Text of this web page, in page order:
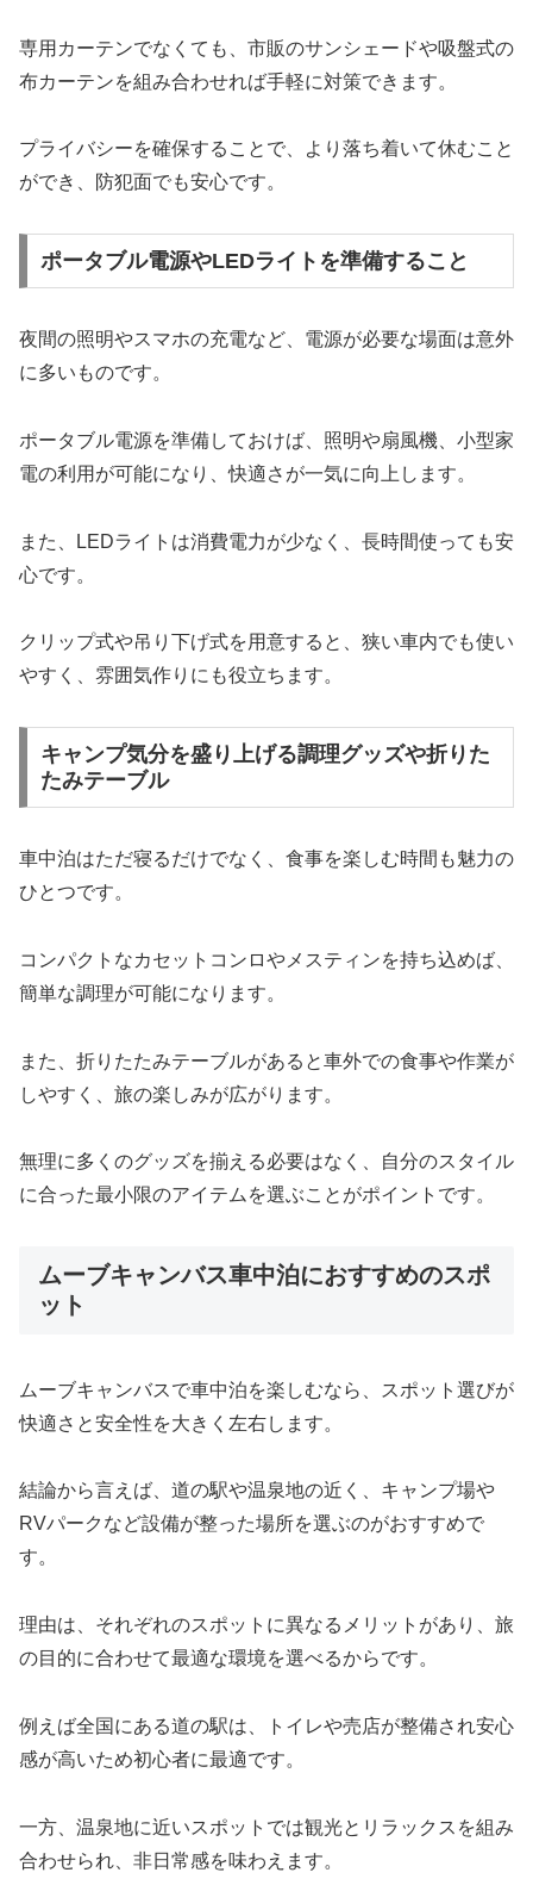
専用カーテンでなくても、市販のサンシェードや吸盤式の
布カーテンを組み合わせれば手軽に対策できます。
プライバシーを確保することで、より落ち着いて休むこと
ができ、防犯面でも安心です。
ポータブル電源やLEDライトを準備すること
夜間の照明やスマホの充電など、電源が必要な場面は意外
に多いものです。
ポータブル電源を準備しておけば、照明や扇風機、小型家
電の利用が可能になり、快適さが一気に向上します。
また、LEDライトは消費電力が少なく、長時間使っても安
心です。
クリップ式や吊り下げ式を用意すると、狭い車内でも使い
やすく、雰囲気作りにも役立ちます。
キャンプ気分を盛り上げる調理グッズや折りた
たみテーブル
車中泊はただ寝るだけでなく、食事を楽しむ時間も魅力の
ひとつです。
コンパクトなカセットコンロやメスティンを持ち込めば、
簡単な調理が可能になります。
また、折りたたみテーブルがあると車外での食事や作業が
しやすく、旅の楽しみが広がります。
無理に多くのグッズを揃える必要はなく、自分のスタイル
に合った最小限のアイテムを選ぶことがポイントです。
ムーブキャンバス車中泊におすすめのスポ
ット
ムーブキャンバスで車中泊を楽しむなら、スポット選びが
快適さと安全性を大きく左右します。
結論から言えば、道の駅や温泉地の近く、キャンプ場や
RVパークなど設備が整った場所を選ぶのがおすすめで
す。
理由は、それぞれのスポットに異なるメリットがあり、旅
の目的に合わせて最適な環境を選べるからです。
例えば全国にある道の駅は、トイレや売店が整備され安心
感が高いため初心者に最適です。
一方、温泉地に近いスポットでは観光とリラックスを組み
合わせられ、非日常感を味わえます。